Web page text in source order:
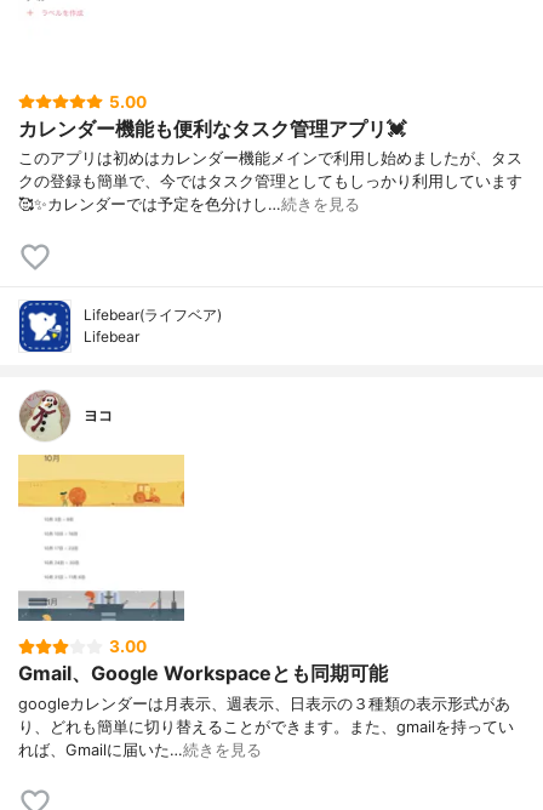
5.00
カレンダー機能も便利なタスク管理アプリ💓
このアプリは初めはカレンダー機能メインで利用し始めましたが、タス
クの登録も簡単で、今ではタスク管理としてもしっかり利用しています
🥰✨カレンダーでは予定を色分けし…続きを見る
Lifebear(ライフベア)
Lifebear
ヨコ
3.00
Gmail、Google Workspaceとも同期可能
googleカレンダーは月表示、週表示、日表示の３種類の表示形式があ
り、どれも簡単に切り替えることができます。また、gmailを持ってい
れば、Gmailに届いた…続きを見る